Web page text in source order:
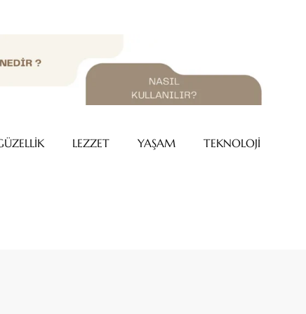
LEZZET YAŞAM TEKNOLOJİ